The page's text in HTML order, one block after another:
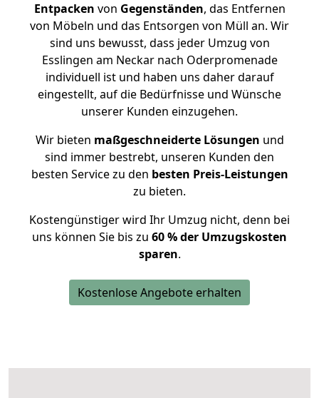
Entpacken von Gegenständen, das Entfernen
von Möbeln und das Entsorgen von Müll an. Wir
sind uns bewusst, dass jeder Umzug von
Esslingen am Neckar nach Oderpromenade
individuell ist und haben uns daher darauf
eingestellt, auf die Bedürfnisse und Wünsche
unserer Kunden einzugehen.
Wir bieten maßgeschneiderte Lösungen und
sind immer bestrebt, unseren Kunden den
besten Service zu den besten Preis-Leistungen
zu bieten.
Kostengünstiger wird Ihr Umzug nicht, denn bei
uns können Sie bis zu 60 % der Umzugskosten
sparen.
Kostenlose Angebote erhalten